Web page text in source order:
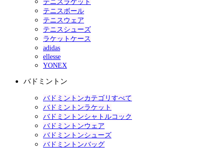
テニスラケット
テニスボール
テニスウェア
テニスシューズ
ラケットケース
adidas
ellesse
YONEX
バドミントン
バドミントンカテゴリすべて
バドミントンラケット
バドミントンシャトルコック
バドミントンウェア
バドミントンシューズ
バドミントンバッグ